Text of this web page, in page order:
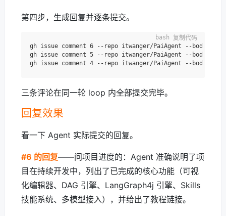
第四步，生成回复并逐条提交。
gh issue comment 6 --repo itwanger/PaiAgent --body
gh issue comment 5 --repo itwanger/PaiAgent --body
gh issue comment 4 --repo itwanger/PaiAgent --body
复制代码
三条评论在同一轮 loop 内全部提交完毕。
回复效果
看一下 Agent 实际提交的回复。
#6 的回复——问项目进度的：Agent 准确说明了项
目在持续开发中，列出了已完成的核心功能（可视
化编辑器、DAG 引擎、LangGraph4j 引擎、Skills
技能系统、多模型接入），并给出了教程链接。